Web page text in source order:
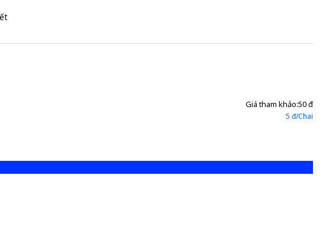
Giá tham khảo:50 đ
5 đ/Chai